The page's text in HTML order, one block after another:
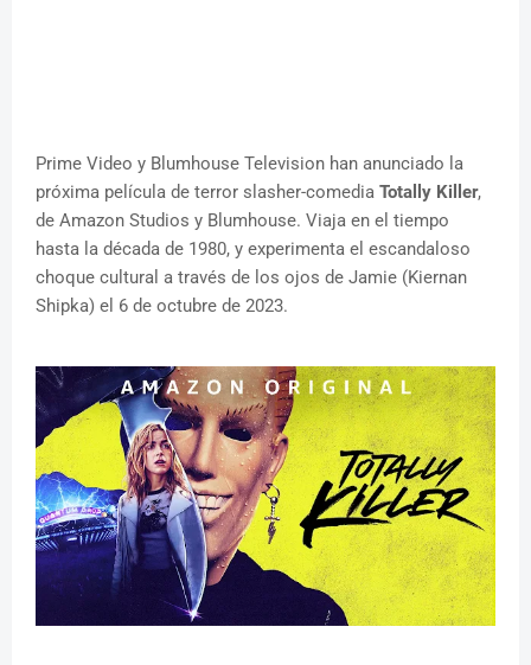
Prime Video y Blumhouse Television han anunciado la
próxima película de terror slasher-comedia Totally Killer,
de Amazon Studios y Blumhouse. Viaja en el tiempo
hasta la década de 1980, y experimenta el escandaloso
choque cultural a través de los ojos de Jamie (Kiernan
Shipka) el 6 de octubre de 2023.